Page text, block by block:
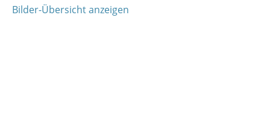
Bilder-Übersicht anzeigen